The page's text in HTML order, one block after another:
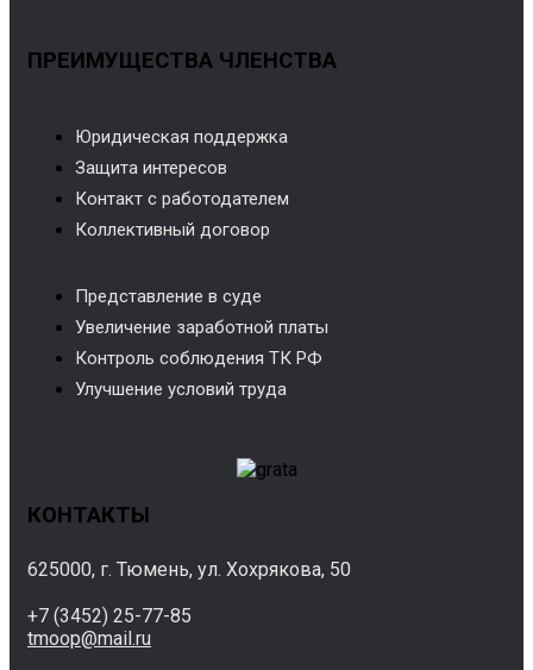
ПРЕИМУЩЕСТВА ЧЛЕНСТВА
Юридическая поддержка
Защита интересов
Контакт с работодателем
Коллективный договор
Представление в суде
Увеличение заработной платы
Контроль соблюдения ТК РФ
Улучшение условий труда
КОНТАКТЫ
625000, г. Тюмень, ул. Хохрякова, 50
+7 (3452) 25-77-85
tmoop@mail.ru